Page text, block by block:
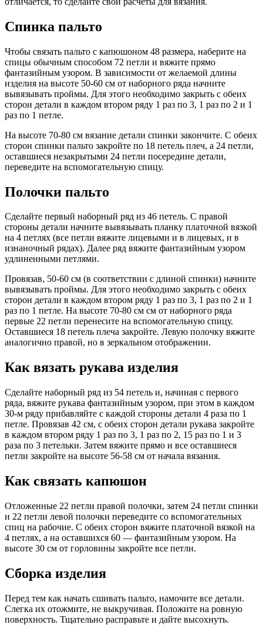
Спинка пальто
Чтобы связать пальто с капюшоном 48 размера, наберите на
спицы обычным способом 72 петли и вяжите прямо
фантазийным узором. В зависимости от желаемой длины
изделия на высоте 50-60 см от наборного ряда начните
вывязывать проймы. Для этого необходимо закрыть с обеих
сторон детали в каждом втором ряду 1 раз по 3, 1 раз по 2 и 1
раз по 1 петле.
На высоте 70-80 см вязание детали спинки закончите. С обеих
сторон спинки пальто закройте по 18 петель плеч, а 24 петли,
оставшиеся незакрытыми 24 петли посередине детали,
переведите на вспомогательную спицу.
Полочки пальто
Сделайте первый наборный ряд из 46 петель. С правой
стороны детали начните вывязывать планку платочной вязкой
на 4 петлях (все петли вяжите лицевыми и в лицевых, и в
изнаночный рядах). Далее ряд вяжите фантазийным узором
удлиненными петлями.
Провязав, 50-60 см (в соответствии с длиной спинки) начните
вывязывать проймы. Для этого необходимо закрыть с обеих
сторон детали в каждом втором ряду 1 раз по 3, 1 раз по 2 и 1
раз по 1 петле. На высоте 70-80 см см от наборного ряда
первые 22 петли перенесите на вспомогательную спицу.
Оставшиеся 18 петель плеча закройте. Левую полочку вяжите
аналогично правой, но в зеркальном отображении.
Как вязать рукава изделия
Сделайте наборный ряд из 54 петель и, начиная с первого
ряда, вяжите рукава фантазийным узором, при этом в каждом
30-м ряду прибавляйте с каждой стороны детали 4 раза по 1
петле. Провязав 42 см, с обеих сторон детали рукава закройте
в каждом втором ряду 1 раз по 3, 1 раз по 2, 15 раз по 1 и 3
раза по 3 петельки. Затем вяжите прямо и все оставшиеся
петли закройте на высоте 56-58 см от начала вязания.
Как связать капюшон
Отложенные 22 петли правой полочки, затем 24 петли спинки
и 22 петли левой полочки переведите со вспомогательных
спиц на рабочие. С обеих сторон вяжите платочной вязкой на
4 петлях, а на оставшихся 60 — фантазийным узором. На
высоте 30 см от горловины закройте все петли.
Сборка изделия
Перед тем как начать сшивать пальто, намочите все детали.
Слегка их отожмите, не выкручивая. Положите на ровную
поверхность. Тщательно расправьте и дайте высохнуть.